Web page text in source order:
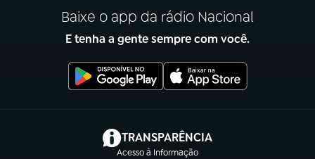
Baixe o app da rádio Nacional
E tenha a gente sempre com você.
TRANSPARÊNCIA
Acesso à Informação
(abre em nova aba)